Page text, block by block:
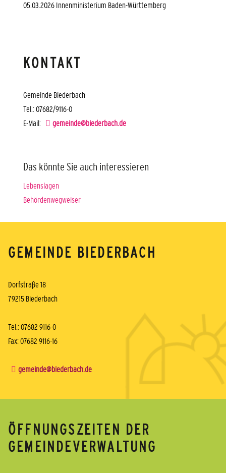
05.03.2026 Innenministerium Baden-Württemberg
KONTAKT
Gemeinde Biederbach
Tel.: 07682/9116-0
E-Mail:
gemeinde@biederbach.de
Das könnte Sie auch interessieren
Lebenslagen
Behördenwegweiser
GEMEINDE BIEDERBACH
Dorfstraße 18
79215 Biederbach
Tel.: 07682 9116-0
Fax: 07682 9116-16
gemeinde@biederbach.de
ÖFFNUNGSZEITEN DER
GEMEINDEVERWALTUNG